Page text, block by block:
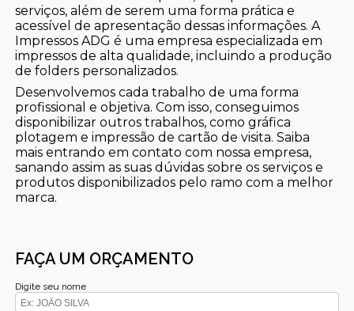
serviços, além de serem uma forma prática e
acessível de apresentação dessas informações. A
Impressos ADG é uma empresa especializada em
impressos de alta qualidade, incluindo a produção
de folders personalizados.
Desenvolvemos cada trabalho de uma forma
profissional e objetiva. Com isso, conseguimos
disponibilizar outros trabalhos, como gráfica
plotagem e impressão de cartão de visita. Saiba
mais entrando em contato com nossa empresa,
sanando assim as suas dúvidas sobre os serviços e
produtos disponibilizados pelo ramo com a melhor
marca.
FAÇA UM ORÇAMENTO
Digite seu nome